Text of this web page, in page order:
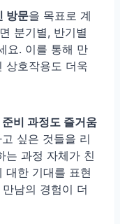
방문을 목표로 계
분기별, 반기별
요. 이를 통해 만
상호작용도 더욱
비 과정도 즐거움
싶은 것들을 리
는 과정 자체가 친
대한 기대를 표현
남의 경험이 더